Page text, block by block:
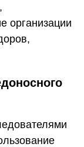
организации